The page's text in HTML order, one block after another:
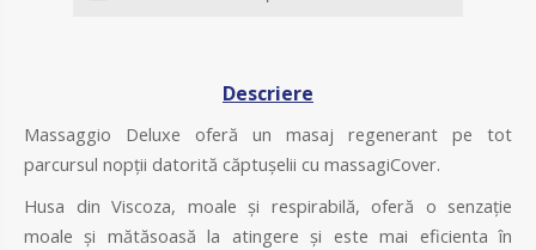
Descriere
Massaggio Deluxe oferă un masaj regenerant pe tot
parcursul nopții datorită căptușelii cu massagiCover.
Husa din Viscoza, moale și respirabilă, oferă o senzație
moale și mătăsoasă la atingere și este mai eficienta în